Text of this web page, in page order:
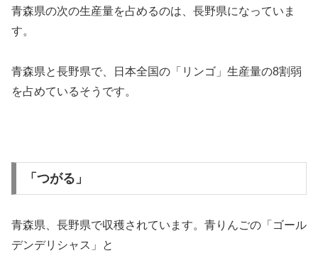
青森県の次の生産量を占めるのは、長野県になっていま
す。
青森県と長野県で、日本全国の「リンゴ」生産量の8割弱
を占めているそうです。
「つがる」
青森県、長野県で収穫されています。青りんごの「ゴール
デンデリシャス」と